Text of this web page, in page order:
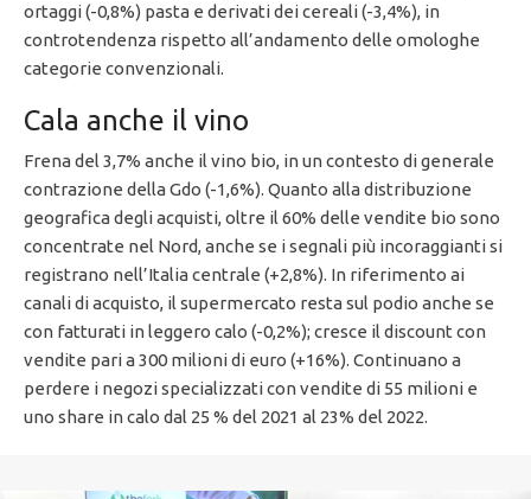
ortaggi (-0,8%) pasta e derivati dei cereali (-3,4%), in
controtendenza rispetto all’andamento delle omologhe
categorie convenzionali.
Cala anche il vino
Frena del 3,7% anche il vino bio, in un contesto di generale
contrazione della Gdo (-1,6%). Quanto alla distribuzione
geografica degli acquisti, oltre il 60% delle vendite bio sono
concentrate nel Nord, anche se i segnali più incoraggianti si
registrano nell’Italia centrale (+2,8%). In riferimento ai
canali di acquisto, il supermercato resta sul podio anche se
con fatturati in leggero calo (-0,2%); cresce il discount con
vendite pari a 300 milioni di euro (+16%). Continuano a
perdere i negozi specializzati con vendite di 55 milioni e
uno share in calo dal 25 % del 2021 al 23% del 2022.